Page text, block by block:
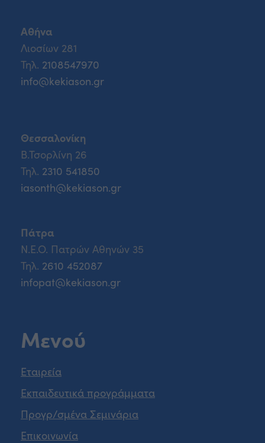
Αθήνα
Λιοσίων 281
Τηλ. 2108547970
info@kekiason.gr
Θεσσαλονίκη
Β.Τσορλίνη 26
Τηλ. 2310 541850
iasonth@kekiason.gr
Πάτρα
Ν.Ε.Ο. Πατρών Αθηνών 35
Τηλ. 2610 452087
infopat@kekiason.gr
Μενού
Εταιρεία
Εκπαιδευτικά προγράμματα
Προγρ/σμένα Σεμινάρια
Επικοινωνία